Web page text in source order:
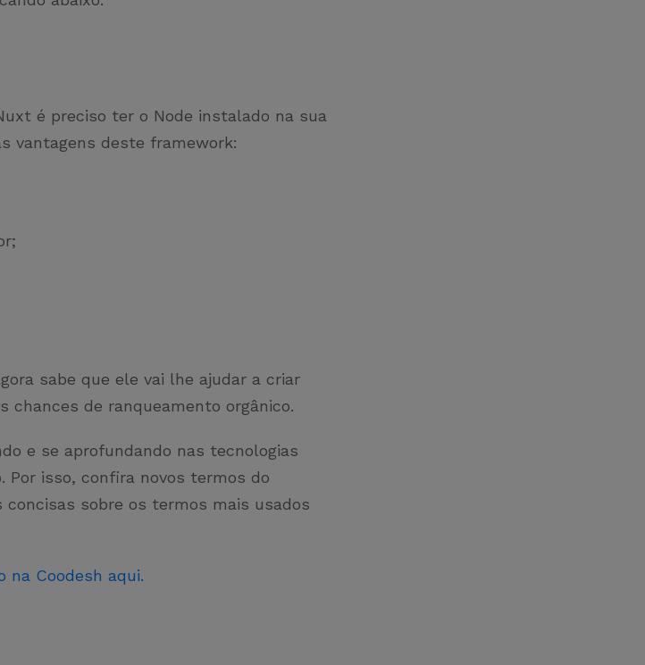
é preciso ter o Node instalado na sua
vantagens deste framework:
sabe que ele vai lhe ajudar a criar
chances de ranqueamento orgânico.
e se aprofundando nas tecnologias
Por isso, confira novos termos do
concisas sobre os termos mais usados
na Coodesh aqui.